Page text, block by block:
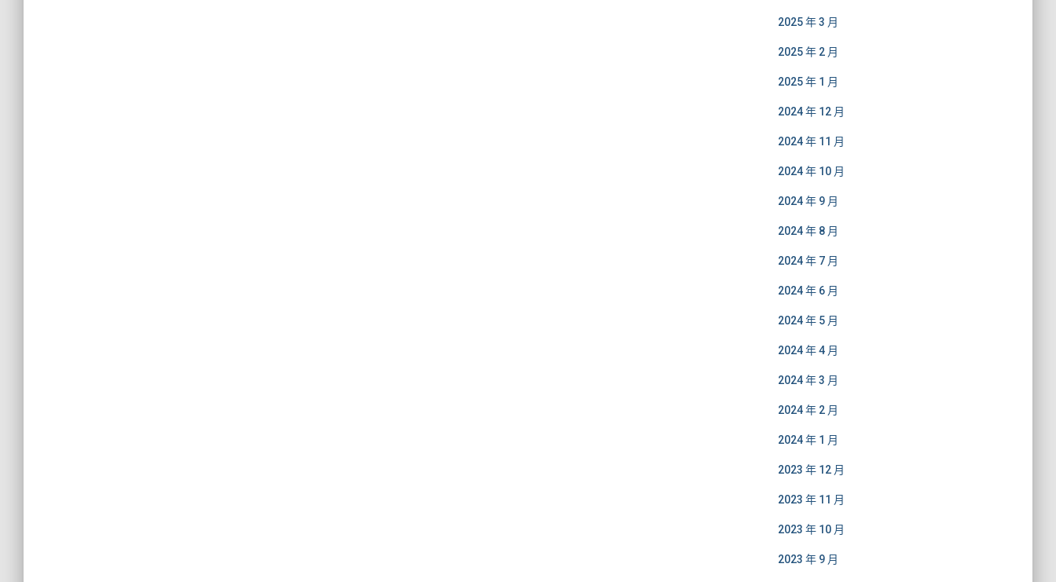
2025 年 3 月
2025 年 2 月
2025 年 1 月
2024 年 12 月
2024 年 11 月
2024 年 10 月
2024 年 9 月
2024 年 8 月
2024 年 7 月
2024 年 6 月
2024 年 5 月
2024 年 4 月
2024 年 3 月
2024 年 2 月
2024 年 1 月
2023 年 12 月
2023 年 11 月
2023 年 10 月
2023 年 9 月